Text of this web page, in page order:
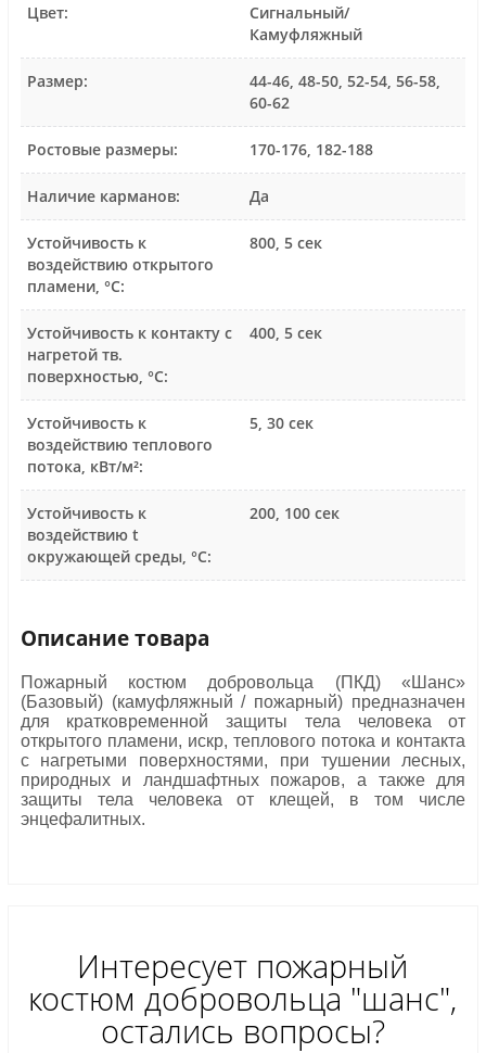
Цвет:
Сигнальный/
Камуфляжный
Размер:
44-46, 48-50, 52-54, 56-58,
60-62
Ростовые размеры: 170-176, 182-188
Наличие карманов: Да
Устойчивость к
воздействию открытого
пламени, °С:
800, 5 сек
Устойчивость к контакту с
нагретой тв.
поверхностью, °С:
400, 5 сек
Устойчивость к
воздействию теплового
потока, кВт/м²:
5, 30 сек
Устойчивость к
воздействию t
окружающей среды, °С:
200, 100 сек
Описание товара
Пожарный костюм добровольца (ПКД) «Шанс»
(Базовый) (камуфляжный / пожарный) предназначен
для кратковременной защиты тела человека от
открытого пламени, искр, теплового потока и контакта
с нагретыми поверхностями, при тушении лесных,
природных и ландшафтных пожаров, а также для
защиты тела человека от клещей, в том числе
энцефалитных.
Интересует пожарный
костюм добровольца "шанс",
остались вопросы?